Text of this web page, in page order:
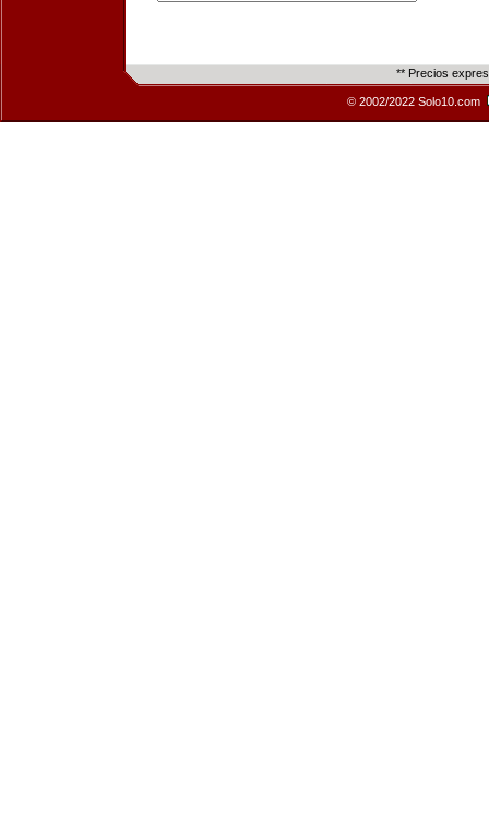
** Precios
© 2002/2022 Solo10.com